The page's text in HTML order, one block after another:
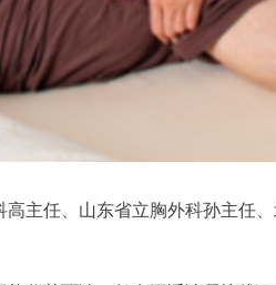
主任、 山东省立胸外科孙主任、